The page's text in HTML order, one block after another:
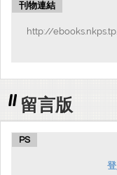
刊物連結
http://
留言版
PS